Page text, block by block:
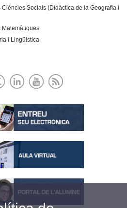
Socials (Didàctica de la Geografia i
Matemàtiques
i Lingüística